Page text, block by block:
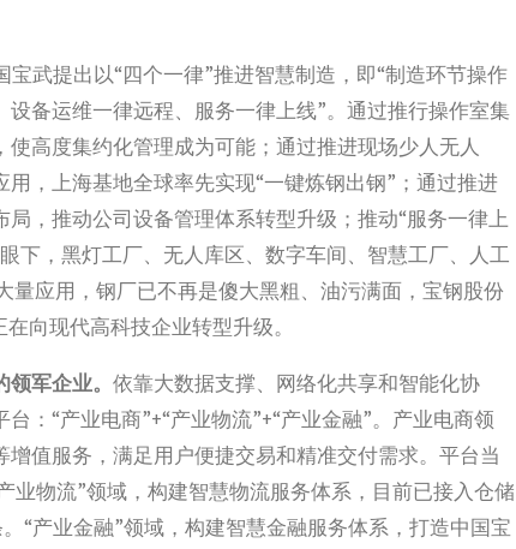
宝武提出以“四个一律”推进智慧制造，即“制造环节操作
备运维一律远程、服务一律上线”。通过推行操作室集
高度集约化管理成为可能；通过推进现场少人无人
，上海基地全球率先实现“一键炼钢出钢”；通过推进
，推动公司设备管理体系转型升级；推动“服务一律上
下，黑灯工厂、无人库区、数字车间、智慧工厂、人工
量应用，钢厂已不再是傻大黑粗、油污满面，宝钢股份
向现代高科技企业转型升级。
军企业。 依靠大数据支撑、网络化共享和智能化协
：“产业电商”+“产业物流”+“产业金融”。产业电商领
值服务，满足用户便捷交易和精准交付需求。平台当
业物流”领域，构建智慧物流服务体系，目前已接入仓储
“产业金融”领域，构建智慧金融服务体系，打造中国宝